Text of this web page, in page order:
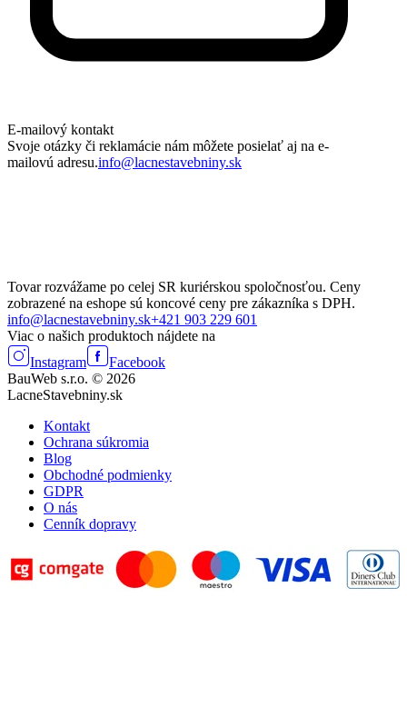
E-mailový kontakt
Svoje otázky či reklamácie nám môžete posielať aj na e-
mailovú adresu.info@lacnestavebniny.sk
Tovar rozvážame po celej SR kuriérskou spoločnosťou. Ceny
zobrazené na eshope sú koncové ceny pre zákazníka s DPH.
info@lacnestavebniny.sk+421 903 229 601
Viac o našich produktoch nájdete na
Instagram
Facebook
BauWeb s.r.o. © 2026
LacneStavebniny.sk
Kontakt
Ochrana súkromia
Blog
Obchodné podmienky
GDPR
O nás
Cenník dopravy